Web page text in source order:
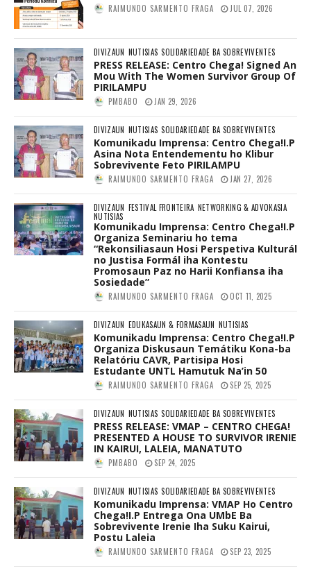
RAIMUNDO SARMENTO FRAGA JUL 07, 2026
DIVIZAUN NUTISIAS SOLIDARIEDADE BA SOBREVIVENTES
PRESS RELEASE: Centro Chega! Signed An
Mou With The Women Survivor Group Of
PIRILAMPU
PMBABO JAN 29, 2026
DIVIZAUN NUTISIAS SOLIDARIEDADE BA SOBREVIVENTES
Komunikadu Imprensa: Centro Chega!I.P
Asina Nota Entendementu ho Klibur
Sobrevivente Feto PIRILAMPU
RAIMUNDO SARMENTO FRAGA JAN 27, 2026
DIVIZAUN FESTIVAL FRONTEIRA NETWORKING & ADVOKASIA
NUTISIAS
Komunikadu Imprensa: Centro Chega!I.P
Organiza Seminariu ho tema
“Rekonsiliasaun Hosi Perspetiva Kulturál
no Justisa Formál iha Kontestu
Promosaun Paz no Harii Konfiansa iha
Sosiedade”
RAIMUNDO SARMENTO FRAGA OCT 11, 2025
DIVIZAUN EDUKASAUN & FORMASAUN NUTISIAS
Komunikadu Imprensa: Centro Chega!I.P
Organiza Diskusaun Temátiku Kona-ba
Relatóriu CAVR, Partisipa Hosi
Estudante UNTL Hamutuk Na’in 50
RAIMUNDO SARMENTO FRAGA SEP 25, 2025
DIVIZAUN NUTISIAS SOLIDARIEDADE BA SOBREVIVENTES
PRESS RELEASE: VMAP – CENTRO CHEGA!
PRESENTED A HOUSE TO SURVIVOR IRENIE
IN KAIRUI, LALEIA, MANATUTO
PMBABO SEP 24, 2025
DIVIZAUN NUTISIAS SOLIDARIEDADE BA SOBREVIVENTES
Komunikadu Imprensa: VMAP Ho Centro
Chega!I.P Entrega Ona UMbE Ba
Sobrevivente Irenie Iha Suku Kairui,
Postu Laleia
RAIMUNDO SARMENTO FRAGA SEP 23, 2025